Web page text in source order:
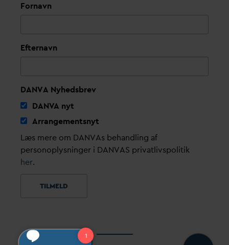
Fornavn
Efternavn
DANVA Nyhedsbrev
DANVA nyt
Arrangementsnyt
Læs mere om DANVAs behandling af
personoplysninger i DANVAS privatlivspolitik
her.